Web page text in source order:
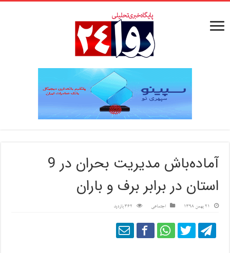
آماده‌باش مدیریت بحران در 9
استان‌ در برابر برف و باران
21 بهمن 1398 اجتماعی 362 بازدید